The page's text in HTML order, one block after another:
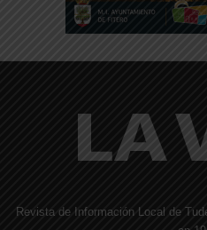
Revista de Información Local de